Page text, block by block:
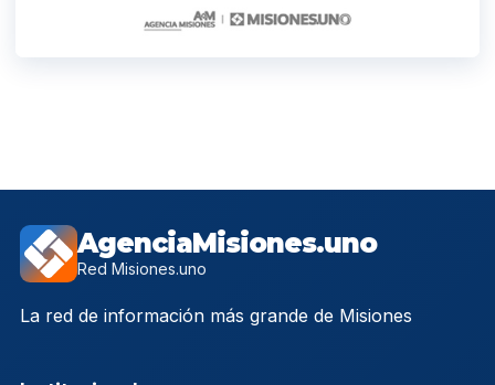
AgenciaMisiones.uno
Red Misiones.uno
La red de información más grande de Misiones